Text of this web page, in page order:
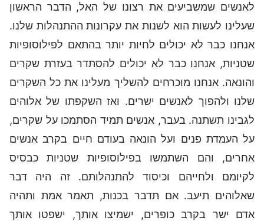
לאנשים שמשביעים את רצונו של האל, הדבר הראשון
שעלינו לעשות הוא לשנות את עקרונות ההתנהלות שלנו.
אנחנו כבר לא יכולים לחיות יותר בהתאם לפילוסופיות
שטניות, אנחנו כבר לא יכולים להסתדר בעזרת שקרים
והונאה. אנחנו מוכרחים להשליך מעלינו את כל השקרים
שלנו ולהפוך לאנשים ישרים. ואז השקפתו של אלוהים
לגבינו תשתנה. בעבר, אנשים תמיד הסתמכו על שקרים,
על העמדת פנים ועל הונאה בעודם חיים בקרב אנשים
אחרים, והם השתמשו בפילוסופיות שטניות כבסיס
לקיומם ולחייהם וכיסוד להתנהלותם. זה היה דבר
שאלוהים תיעב. אם תדבר בכנות, תאמר אמת ותהיה
אדם ישר בקרב כופרים, ישמיצו אותך, ישפטו אותך